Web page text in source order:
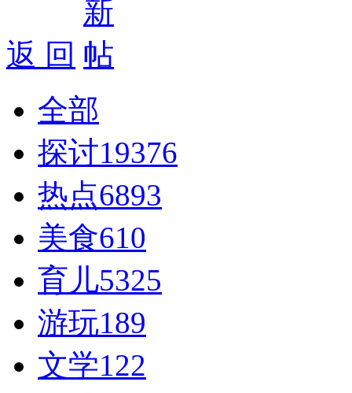
返 回
全部
探讨19376
热点6893
美食610
育儿5325
游玩189
文学122